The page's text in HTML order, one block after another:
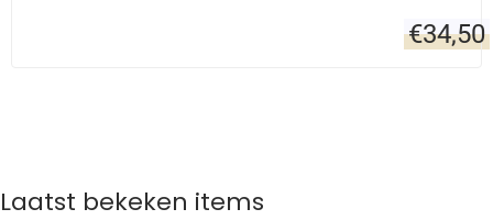
€34,50
Laatst bekeken items